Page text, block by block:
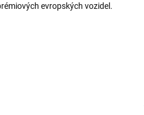
evropských vozidel.